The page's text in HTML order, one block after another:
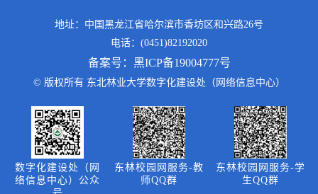
地址：中国黑龙江省哈尔滨市香坊区和兴路26号
电话：(0451)82192020
备案号：黑ICP备19004777号
© 版权所有 东北林业大学数字化建设处（网络信息中心）
数字化建设处（网
络信息中心）公众
东林校园网服务-教
师QQ群
东林校园网服务-学
生QQ群